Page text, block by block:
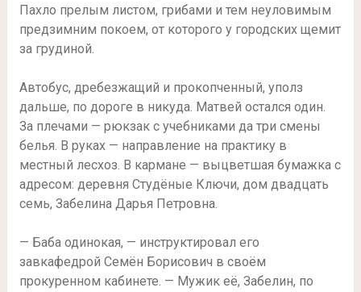
Пахло прелым листом, грибами и тем неуловимым
предзимним покоем, от которого у городских щемит
за грудиной.
Автобус, дребезжащий и прокопченный, уполз
дальше, по дороге в никуда. Матвей остался один.
За плечами — рюкзак с учебниками да три смены
белья. В руках — направление на практику в
местный лесхоз. В кармане — выцветшая бумажка с
адресом: деревня Студёные Ключи, дом двадцать
семь, Забелина Дарья Петровна.
— Баба одинокая, — инструктировал его
завкафедрой Семён Борисович в своём
прокуренном кабинете. — Мужик её, Забелин, по